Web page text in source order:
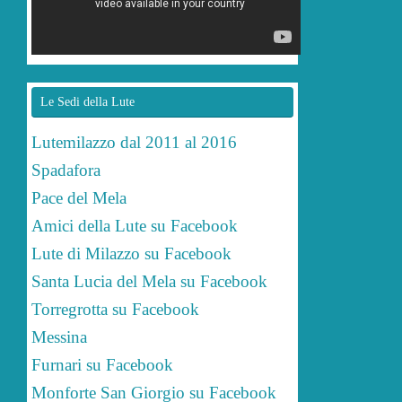
Le Sedi della Lute
Lutemilazzo dal 2011 al 2016
Spadafora
Pace del Mela
Amici della Lute su Facebook
Lute di Milazzo su Facebook
Santa Lucia del Mela su Facebook
Torregrotta su Facebook
Messina
Furnari su Facebook
Monforte San Giorgio su Facebook